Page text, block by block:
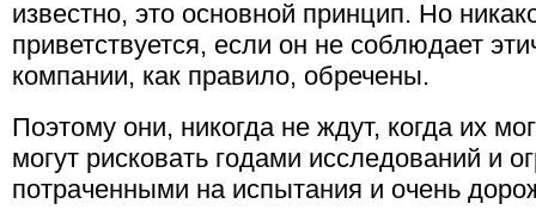
известно, это основной принцип. Но
приветствуется, если он не соблюдает
компании, как правило, обречены.
Поэтому они, никогда не ждут, когда их
могут рисковать годами исследований и
потраченными на испытания и очень